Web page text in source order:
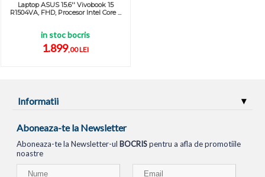
Laptop ASUS 15.6'' Vivobook 15
R1504VA, FHD, Procesor Intel Core ...
in stoc bocris
1.899,00 LEI
Informatii
Aboneaza-te la Newsletter
Aboneaza-te la Newsletter-ul BOCRISpentru a afla de promotiile
noastre